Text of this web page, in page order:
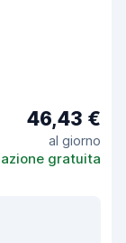
46,43 €
al giorno
gratuita